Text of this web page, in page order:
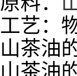
工艺：
山茶油
山茶油